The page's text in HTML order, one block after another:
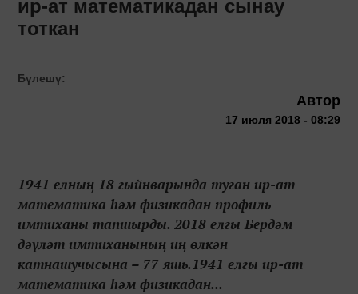
ир-ат математикадан сынау
тоткан
Бүлешү:
Автор
17 июля 2018 - 08:29
1941 елның 18 гыйнварында туган ир-ат
математика һәм физикадан профиль
имтиханы тапшырды. 2018 елгы Бердәм
дәүләт имтиханының иң өлкән
катнашучысына – 77 яшь.1941 елгы ир-ат
математика һәм физикадан...